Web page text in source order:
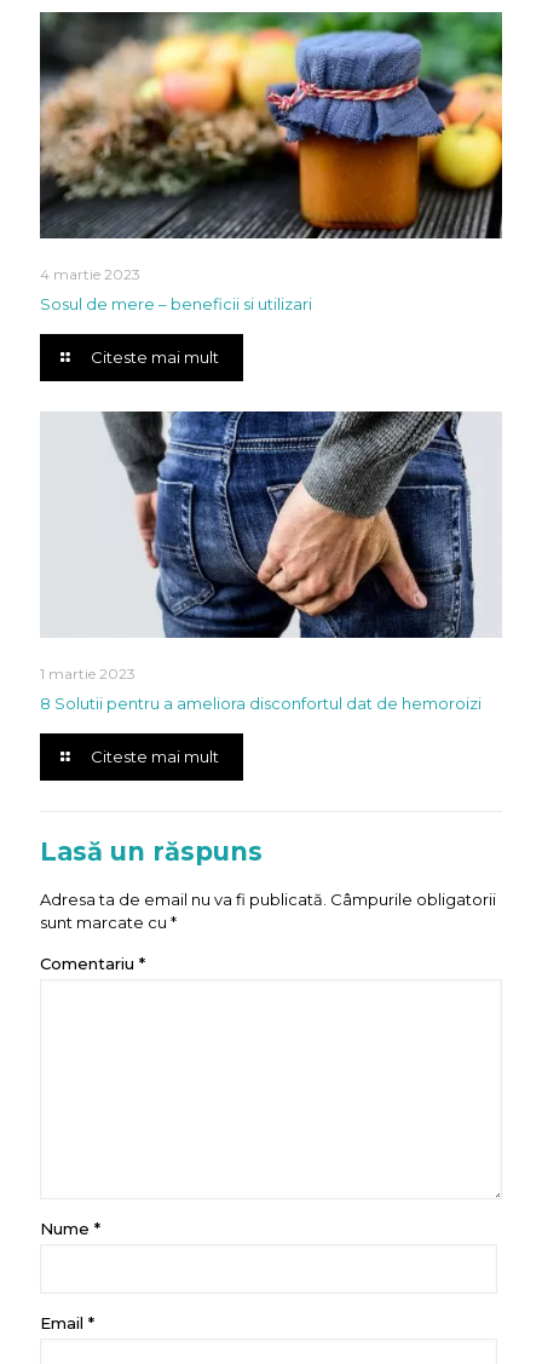
4 martie 2023
Sosul de mere – beneficii si utilizari
Citeste mai mult
1 martie 2023
8 Solutii pentru a ameliora disconfortul dat de hemoroizi
Citeste mai mult
Lasă un răspuns
Adresa ta de email nu va fi publicată. Câmpurile obligatorii
sunt marcate cu *
Comentariu *
Nume *
Email *